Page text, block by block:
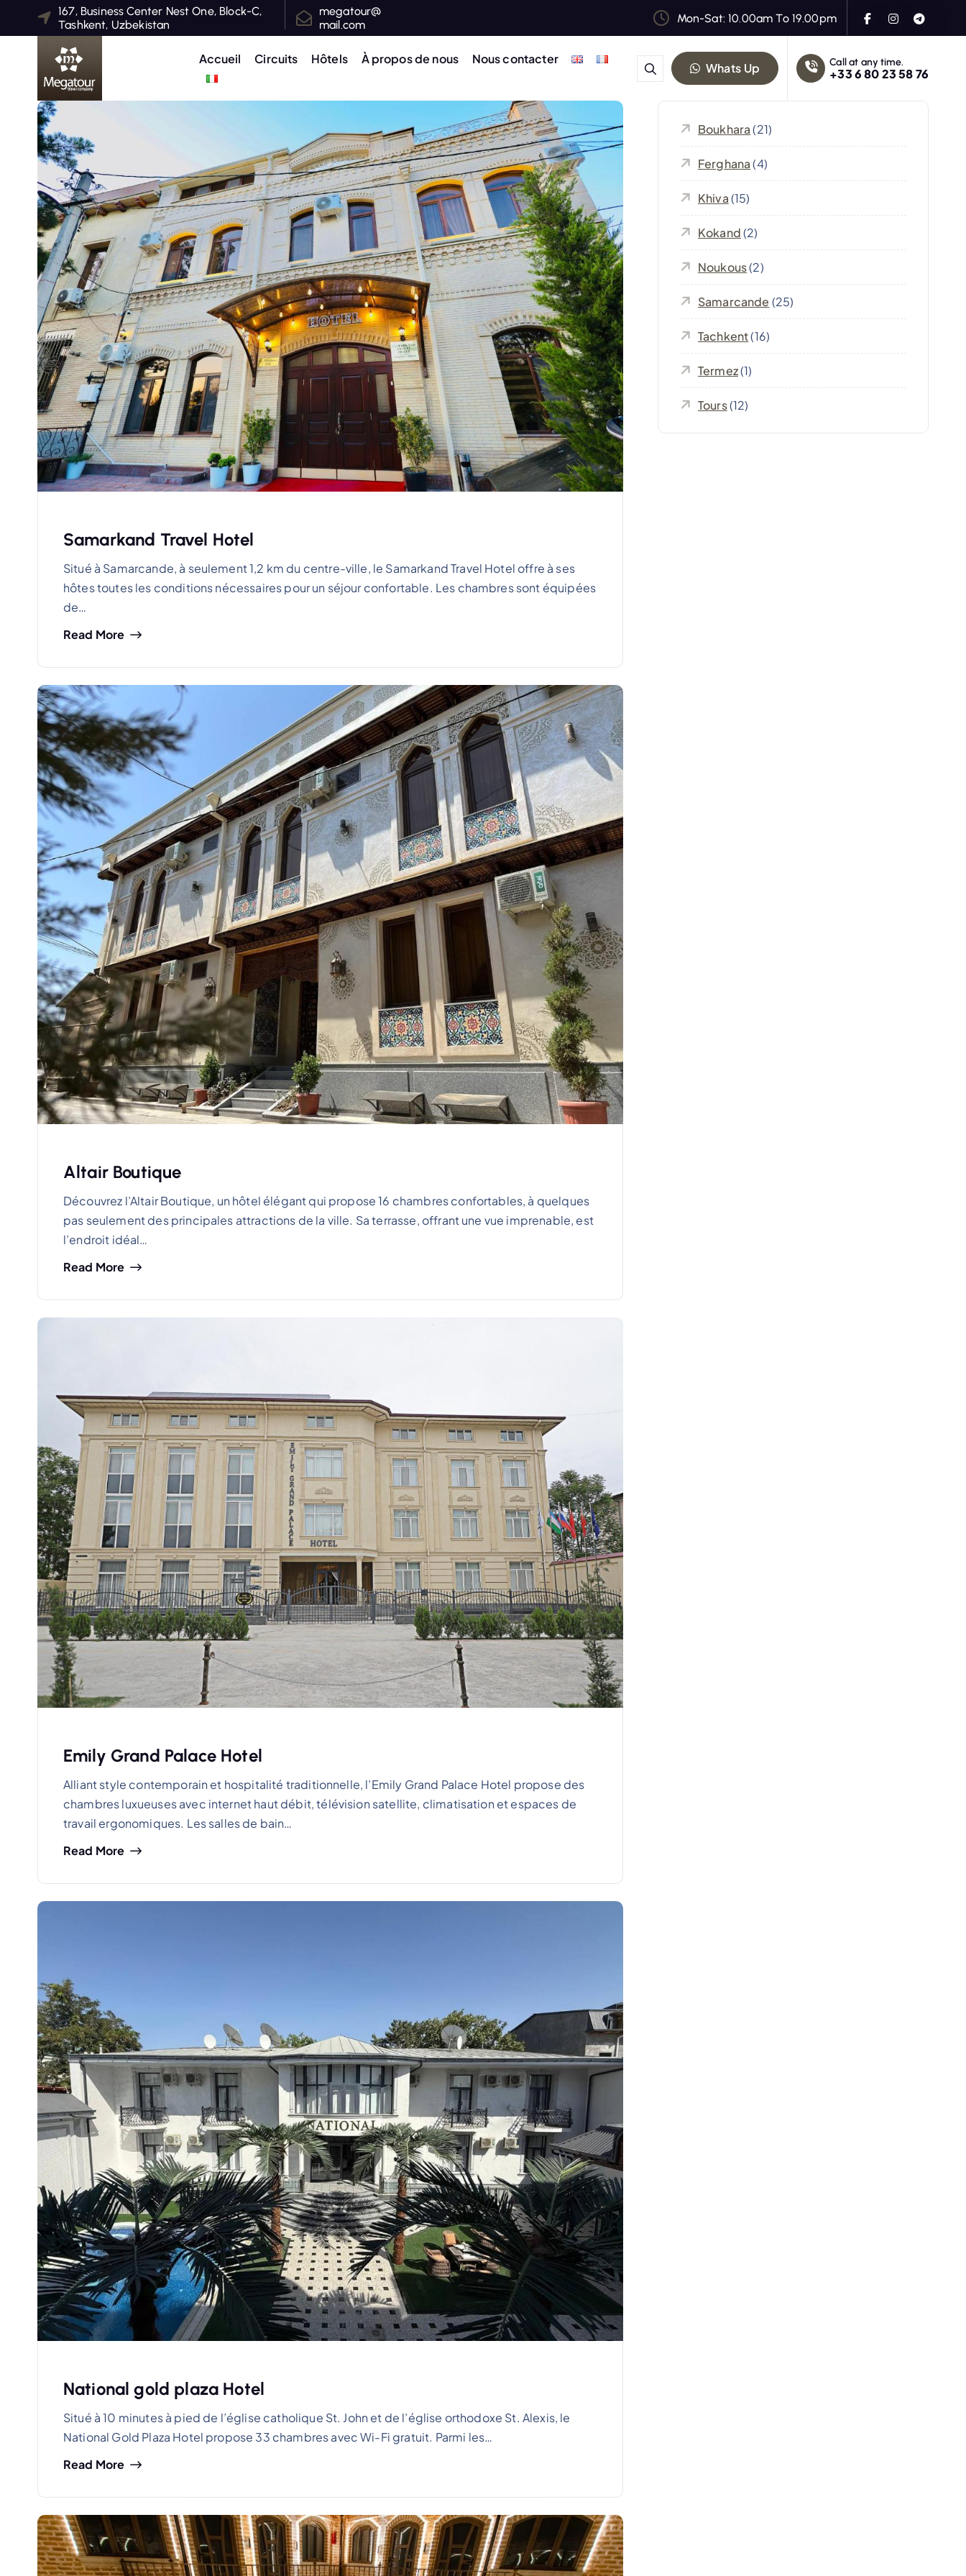
167, Business Center Nest One, Block-C,
Tashkent, Uzbekistan
megatour@
mail.com
Mon-Sat: 10.00am To 19.00pm
Accueil Circuits Hôtels À propos de nous Nous contacter
Whats Up Call at any time.
+33 6 80 23 58 76
Samarkand Travel Hotel
Situé à Samarcande, à seulement 1,2 km du centre-ville, le Samarkand Travel Hotel offre à ses
hôtes toutes les conditions nécessaires pour un séjour confortable. Les chambres sont équipées
de…
Read More
Altair Boutique
Découvrez l’Altair Boutique, un hôtel élégant qui propose 16 chambres confortables, à quelques
pas seulement des principales attractions de la ville. Sa terrasse, offrant une vue imprenable, est
l’endroit idéal…
Read More
Emily Grand Palace Hotel
Alliant style contemporain et hospitalité traditionnelle, l’Emily Grand Palace Hotel propose des
chambres luxueuses avec internet haut débit, télévision satellite, climatisation et espaces de
travail ergonomiques. Les salles de bain…
Read More
National gold plaza Hotel
Situé à 10 minutes à pied de l’église catholique St. John et de l’église orthodoxe St. Alexis, le
National Gold Plaza Hotel propose 33 chambres avec Wi-Fi gratuit. Parmi les…
Read More
Boukhara(21)
Ferghana(4)
Khiva(15)
Kokand(2)
Noukous(2)
Samarcande (25)
Tachkent(16)
Termez(1)
Tours(12)